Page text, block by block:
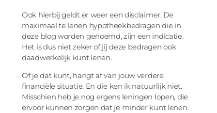
Ook hierbij geldt er weer een disclaimer. De
maximaal te lenen hypotheekbedragen die in
deze blog worden genoemd, zijn een indicatie.
Het is dus niet zeker of jij deze bedragen ook
daadwerkelijk kunt lenen.
Of je dat kunt, hangt af van jouw verdere
financiële situatie. En die ken ik natuurlijk niet.
Misschien heb je nog ergens leningen lopen, die
ervoor kunnen zorgen dat je minder kunt lenen.